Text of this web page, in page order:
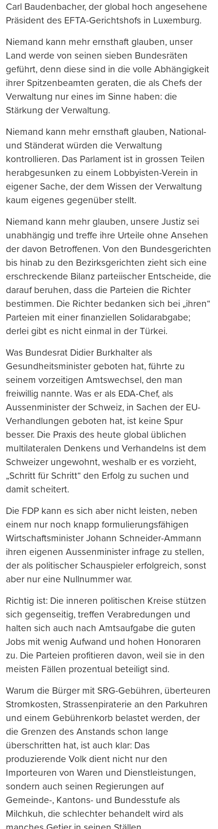
Carl Baudenbacher, der global hoch angesehene
Präsident des EFTA-Gerichtshofs in Luxemburg.
Niemand kann mehr ernsthaft glauben, unser
Land werde von seinen sieben Bundesräten
geführt, denn diese sind in die volle Abhängigkeit
ihrer Spitzenbeamten geraten, die als Chefs der
Verwaltung nur eines im Sinne haben: die
Stärkung der Verwaltung.
Niemand kann mehr ernsthaft glauben, National-
und Ständerat würden die Verwaltung
kontrollieren. Das Parlament ist in grossen Teilen
herabgesunken zu einem Lobbyisten-Verein in
eigener Sache, der dem Wissen der Verwaltung
kaum eigenes gegenüber stellt.
Niemand kann mehr glauben, unsere Justiz sei
unabhängig und treffe ihre Urteile ohne Ansehen
der davon Betroffenen. Von den Bundesgerichten
bis hinab zu den Bezirksgerichten zieht sich eine
erschreckende Bilanz parteiischer Entscheide, die
darauf beruhen, dass die Parteien die Richter
bestimmen. Die Richter bedanken sich bei „ihren“
Parteien mit einer finanziellen Solidarabgabe;
derlei gibt es nicht einmal in der Türkei.
Was Bundesrat Didier Burkhalter als
Gesundheitsminister geboten hat, führte zu
seinem vorzeitigen Amtswechsel, den man
freiwillig nannte. Was er als EDA-Chef, als
Aussenminister der Schweiz, in Sachen der EU-
Verhandlungen geboten hat, ist keine Spur
besser. Die Praxis des heute global üblichen
multilateralen Denkens und Verhandelns ist dem
Schweizer ungewohnt, weshalb er es vorzieht,
„Schritt für Schritt“ den Erfolg zu suchen und
damit scheitert.
Die FDP kann es sich aber nicht leisten, neben
einem nur noch knapp formulierungsfähigen
Wirtschaftsminister Johann Schneider-Ammann
ihren eigenen Aussenminister infrage zu stellen,
der als politischer Schauspieler erfolgreich, sonst
aber nur eine Nullnummer war.
Richtig ist: Die inneren politischen Kreise stützen
sich gegenseitig, treffen Verabredungen und
halten sich auch nach Amtsaufgabe die guten
Jobs mit wenig Aufwand und hohen Honoraren
zu. Die Parteien profitieren davon, weil sie in den
meisten Fällen prozentual beteiligt sind.
Warum die Bürger mit SRG-Gebühren, überteuren
Stromkosten, Strassenpiraterie an den Parkuhren
und einem Gebührenkorb belastet werden, der
die Grenzen des Anstands schon lange
überschritten hat, ist auch klar: Das
produzierende Volk dient nicht nur den
Importeuren von Waren und Dienstleistungen,
sondern auch seinen Regierungen auf
Gemeinde-, Kantons- und Bundesstufe als
Milchkuh, die schlechter behandelt wird als